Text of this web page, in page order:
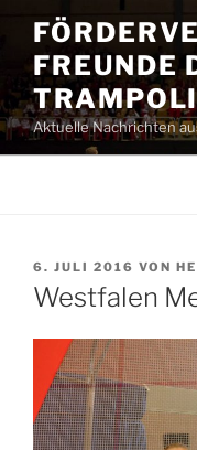
Inhalt
springenFREUNDE
Aktuelle Nachrichten
VERÖFFENTLICHT
AM
6. JULI 2016 VON
Westfalen